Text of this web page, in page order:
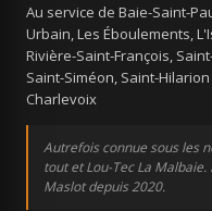
Au service de Baie-Saint-
Urbain, Les Éboulements,
Rivière-Saint-François,
Saint-Siméon, Saint-
Charlevoix
Autrefois connue sous les
tout et Lou-Tec La
Maslot depuis 2020.